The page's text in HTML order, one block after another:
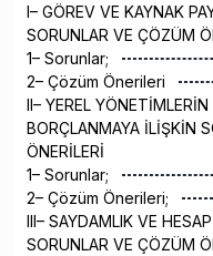
I– GÖREV VE KAYNAK
SORUNLAR VE ÇÖZÜM
1– Sorunlar;
2– Çözüm Önerileri
II– YEREL
BORÇLANMAYA İLİŞKİN
ÖNERİLERİ
1– Sorunlar;
2– Çözüm Önerileri;
III– SAYDAMLIK VE
SORUNLAR VE ÇÖZÜM